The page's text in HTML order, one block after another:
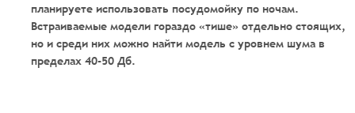
планируете использовать посудомойку по ночам.
Встраиваемые модели гораздо «тише» отдельно стоящих,
но и среди них можно найти модель с уровнем шума в
пределах 40-50 Дб.